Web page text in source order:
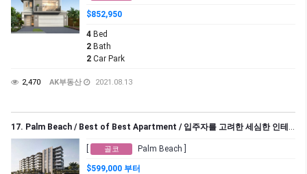
$852,950
4 Bed
2 Bath
2 Car Park
2,470 AK부동산 2021.08.13
17. Palm Beach / Best of Best Apartment / 입주자를 고려한 세심한 인테리어 / 합리적인 가격 / 고급스러운 마감 /
골코 Palm Beach ]
$599,000 부터